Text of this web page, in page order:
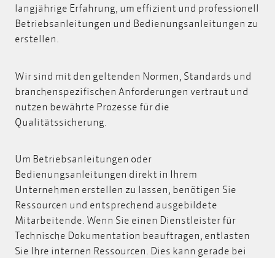
langjährige Erfahrung, um effizient und professionell
Betriebsanleitungen und Bedienungsanleitungen zu
erstellen.
Wir sind mit den geltenden Normen, Standards und
branchenspezifischen Anforderungen vertraut und
nutzen bewährte Prozesse für die
Qualitätssicherung.
Um Betriebsanleitungen oder
Bedienungsanleitungen direkt in Ihrem
Unternehmen erstellen zu lassen, benötigen Sie
Ressourcen und entsprechend ausgebildete
Mitarbeitende. Wenn Sie einen Dienstleister für
Technische Dokumentation beauftragen, entlasten
Sie Ihre internen Ressourcen. Dies kann gerade bei